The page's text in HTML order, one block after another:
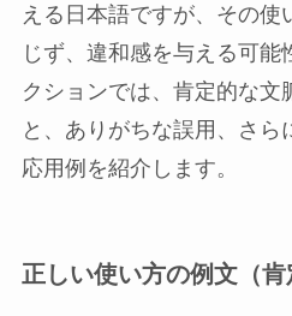
える日本語ですが、その使
じず、違和感を与える可能
クションでは、肯定的な文
と、ありがちな誤用、さら
応用例を紹介します。
正しい使い方の例文（肯